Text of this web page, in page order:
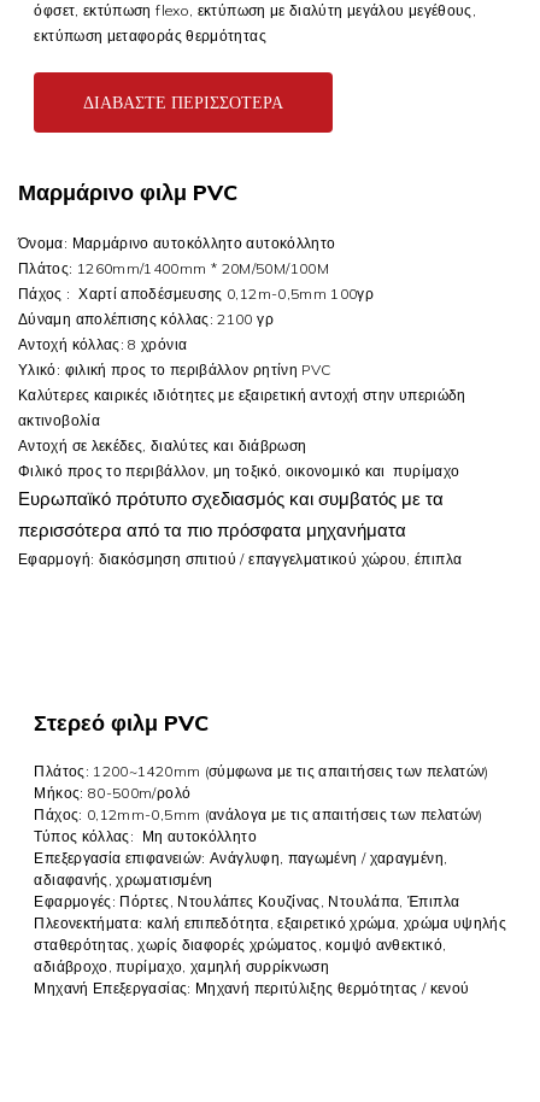
όφσετ, εκτύπωση flexo, εκτύπωση με διαλύτη μεγάλου μεγέθους,
εκτύπωση μεταφοράς θερμότητας
ΔΙΑΒΆΣΤΕ ΠΕΡΙΣΣΌΤΕΡΑ
Μαρμάρινο φιλμ PVC
Όνομα: Μαρμάρινο αυτοκόλλητο αυτοκόλλητο
Πλάτος: 1260mm/1400mm * 20M/50M/100M
Πάχος : Χαρτί αποδέσμευσης 0,12m-0,5mm 100γρ
Δύναμη απολέπισης κόλλας: 2100 γρ
Αντοχή κόλλας: 8 χρόνια
Υλικό: φιλική προς το περιβάλλον ρητίνη PVC
Καλύτερες καιρικές ιδιότητες με εξαιρετική αντοχή στην υπεριώδη
ακτινοβολία
Αντοχή σε λεκέδες, διαλύτες και διάβρωση
Φιλικό προς το περιβάλλον, μη τοξικό, οικονομικό και πυρίμαχο
Ευρωπαϊκό πρότυπο σχεδιασμός και συμβατός με τα
περισσότερα από τα πιο πρόσφατα μηχανήματα
Εφαρμογή: διακόσμηση σπιτιού / επαγγελματικού χώρου, έπιπλα
Στερεό φιλμ PVC
Πλάτος: 1200~1420mm (σύμφωνα με τις απαιτήσεις των πελατών)
Μήκος: 80-500m/ρολό
Πάχος: 0,12mm-0,5mm (ανάλογα με τις απαιτήσεις των πελατών)
Τύπος κόλλας: Μη αυτοκόλλητο
Επεξεργασία επιφανειών: Ανάγλυφη, παγωμένη / χαραγμένη,
αδιαφανής, χρωματισμένη
Εφαρμογές: Πόρτες, Ντουλάπες Κουζίνας, Ντουλάπα, Έπιπλα
Πλεονεκτήματα: καλή επιπεδότητα, εξαιρετικό χρώμα, χρώμα υψηλής
σταθερότητας, χωρίς διαφορές χρώματος, κομψό ανθεκτικό,
αδιάβροχο, πυρίμαχο, χαμηλή συρρίκνωση
Μηχανή Επεξεργασίας: Μηχανή περιτύλιξης θερμότητας / κενού